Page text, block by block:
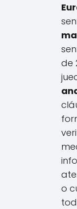
de
o